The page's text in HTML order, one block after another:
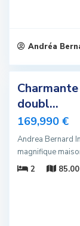
Andréa
doubl...
169,990 €
Andrea Bernard
magnifique
2